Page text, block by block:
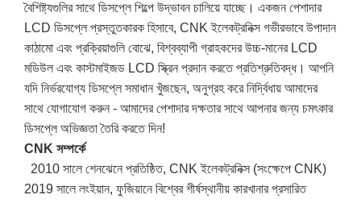
বৈশিষ্ট্যগুলির সাথে ডিসপ্লে শিল্পে উদ্ভাবন চালিয়ে যাচ্ছে। একজন পেশাদার
LCD ডিসপ্লে প্রস্তুতকারক হিসাবে, CNK ইলেকট্রনিক্স গভীরভাবে উপাদান
কাঠামো এবং প্রক্রিয়াগুলি বোঝে, বিশ্বব্যাপী গ্রাহকদের উচ্চ-মানের LCD
মডিউল এবং কাস্টমাইজড LCD স্ক্রিন প্রদান করতে প্রতিশ্রুতিবদ্ধ। আপনি
যদি নির্ভরযোগ্য ডিসপ্লে সমাধান খুঁজছেন, অনুগ্রহ করে নির্দ্বিধায় আমাদের
সাথে যোগাযোগ করুন - আমাদের পেশাদার দক্ষতার সাথে আপনার জন্য চমৎকার
ডিসপ্লে অভিজ্ঞতা তৈরি করতে দিন!
CNK সম্পর্কে
2010 সালে শেনঝেনে প্রতিষ্ঠিত, CNK ইলেকট্রনিক্স (সংক্ষেপে CNK)
2019 সালে লংইয়ান, ফুজিয়ানে বিশ্বের শীর্ষস্থানীয় কারখানার প্রসারিত